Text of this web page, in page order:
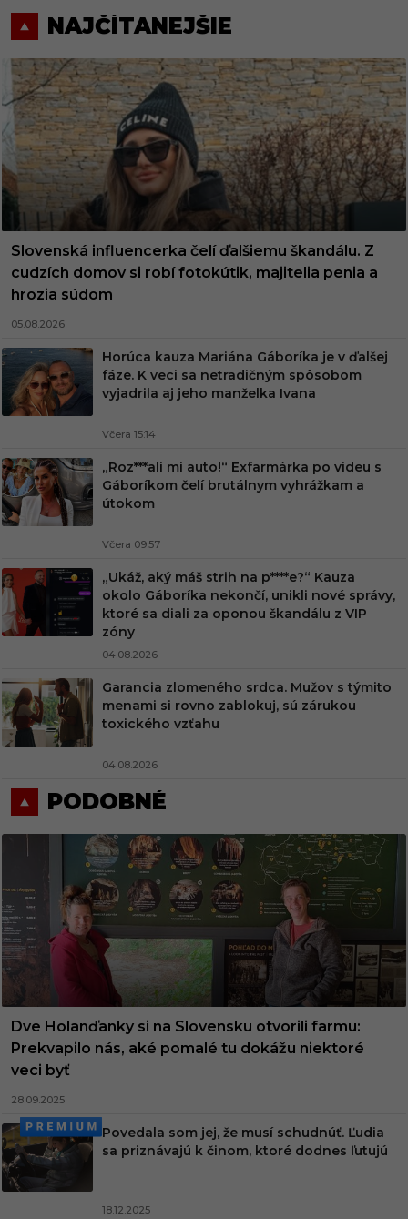
NAJČÍTANEJŠIE
Slovenská influencerka čelí ďalšiemu škandálu. Z
cudzích domov si robí fotokútik, majitelia penia a
hrozia súdom
05.08.2026
Horúca kauza Mariána Gáboríka je v ďalšej
fáze. K veci sa netradičným spôsobom
vyjadrila aj jeho manželka Ivana
Včera 15:14
„Roz***ali mi auto!“ Exfarmárka po videu s
Gáboríkom čelí brutálnym vyhrážkam a
útokom
Včera 09:57
„Ukáž, aký máš strih na p****e?“ Kauza
okolo Gáboríka nekončí, unikli nové správy,
ktoré sa diali za oponou škandálu z VIP
zóny
04.08.2026
Garancia zlomeného srdca. Mužov s týmito
menami si rovno zablokuj, sú zárukou
toxického vzťahu
04.08.2026
PODOBNÉ
Dve Holanďanky si na Slovensku otvorili farmu:
Prekvapilo nás, aké pomalé tu dokážu niektoré
veci byť
28.09.2025
Povedala som jej, že musí schudnúť. Ľudia
sa priznávajú k činom, ktoré dodnes ľutujú
18.12.2025